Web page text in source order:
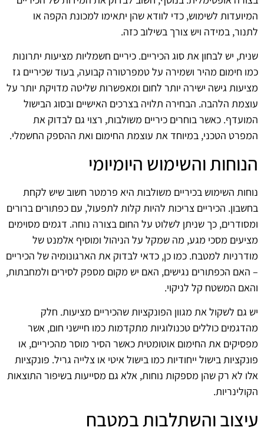
המיועדות לשימוש, כדי לוודא שהן יתאימו למכונת הקפה או
לתנור, במידה ויש צורך בשילוב כזה.
שנית, יש לבחון את סוג הכיריים. כיריים חשמליות מציעות יתרונות
כמו חימום מהיר ושמירה על טמפרטורה קבועה, בעוד שכיריים גז
מציעות גישה ישירה יותר לחום ומאפשרות שליטה מדויקת יותר על
עוצמת הלהבה. הבחירה תלויה בצרכים האישיים ובסוג הבישול
המועדף. כאשר בוחרים כיריים משולבות, רצוי גם לבדוק את
המפרט הטכני, במיוחד את עוצמת החימום ואת ההספק החשמלי.
הנוחות והשימוש היומיומי
נוחות השימוש בכיריים משולבות היא פרמטר חשוב שיש לקחת
בחשבון. הכיריים צריכות להיות קלות לתפעול, עם כפתורים ברורים
ומסודרים, כך שניתן לשלוט על החום בצורה נוחה. דגמים מסוימים
מציעים מסכי מגע, מה שמקל על הניהול ומוסיף אלמנט של
מודרניות למטבח. כמו כן, כדאי לבדוק את הארגונומיה של הכיריים
– האם הכפתורים נגישים, האם יש מקום מספק לסירים ולמחבתות,
והאם המשטח קל לניקוי.
יש גם לשקול את מגוון הפונקציות שהכיריים מציעות. חלק
מהדגמים כוללים טכנולוגיות מתקדמות כמו חיישני חום, אשר
מפסיקים את החימום אוטומטית כאשר הסיר מוסר מהכיריים, או
פונקציות בישול ייחודיות כמו בישול איטי או צלייה גריל. פונקציות
אלו לא רק שהן מספקות נוחות, אלא גם מסייעות בשיפור התוצאות
הקולינריות.
עיצוב והשתלבות במטבח